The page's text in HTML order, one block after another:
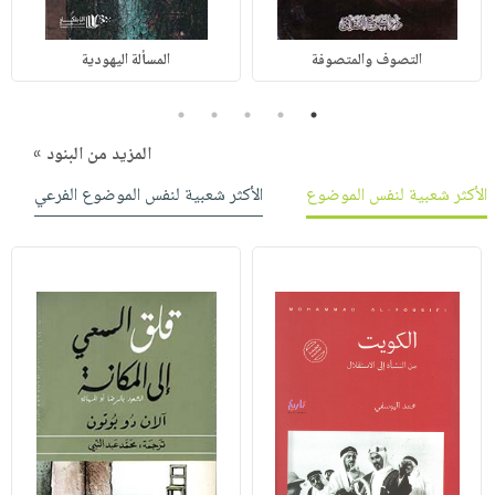
التصوف والمتصوفة المسألة اليهودية
1
2
3
4
5
المزيد من البنود »
الأكثر شعبية لنفس الموضوع
الأكثر شعبية لنفس الموضوع الفرعي